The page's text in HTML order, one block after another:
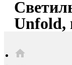
Unfold,